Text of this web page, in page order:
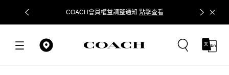
COACH會員權益調整通知 點擊查看 立即追蹤